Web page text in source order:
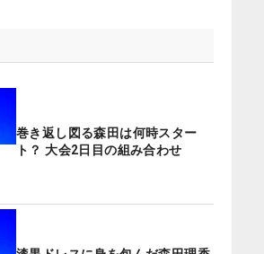
巻き返し図る森田は何時スター
ト？ 大会2日目の組み合わせ